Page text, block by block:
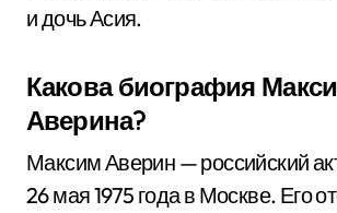
и дочь Асия.
Какова биография
Аверина?
Максим Аверин — российский
26 мая 1975 года в Москве. Его